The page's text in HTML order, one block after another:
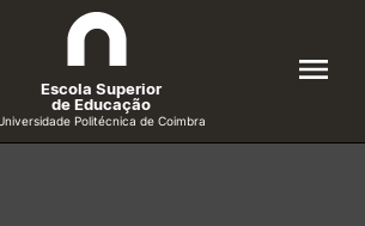
Escola Superior
de Educação
Politécnica de Coimbra